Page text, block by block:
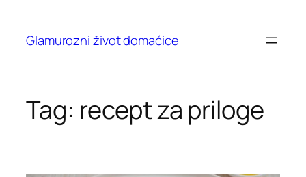
content
Glamurozni život domaćice
Tag: recept za priloge